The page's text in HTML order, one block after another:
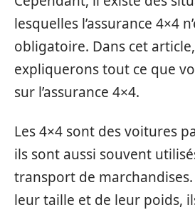
lesquelles l’assurance 4×4
obligatoire. Dans cet
expliquerons tout ce que
sur l’assurance 4×4.
Les 4×4 sont des voitures
ils sont aussi souvent
transport de
leur taille et de leur poids,